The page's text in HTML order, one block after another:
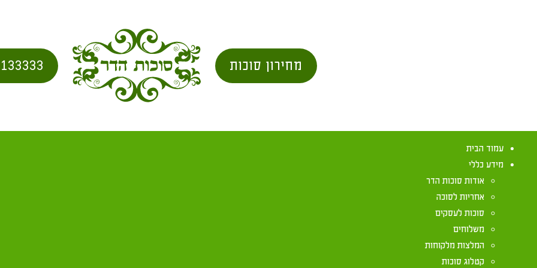
מחירון סוכות
עמוד הבית
מידע כללי
אודות סוכות הדר
אחריות לסוכה
סוכות לעסקים
משלוחים
המלצות מלקוחות
קטלוג סוכות